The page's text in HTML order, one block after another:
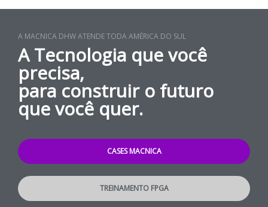
A MACNICA DHW ATENDE TODA AMÉRICA DO SUL
A Tecnologia que você
precisa,
para construir o futuro
que você quer.
CASES MACNICA
TREINAMENTO FPGA